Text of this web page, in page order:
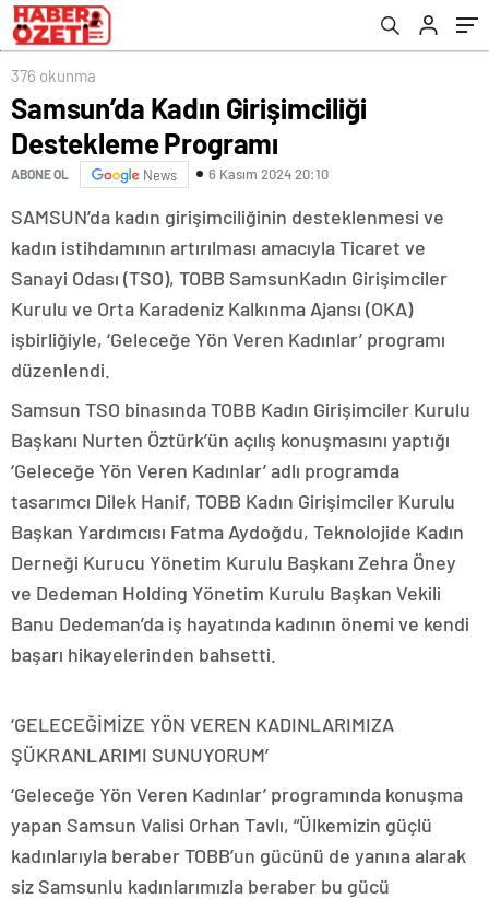
376 okunma
Samsun’da Kadın Girişimciliği
Destekleme Programı
ABONE OL News 6 Kasım 2024 20:10
SAMSUN’da kadın girişimciliğinin desteklenmesi ve
kadın istihdamının artırılması amacıyla Ticaret ve
Sanayi Odası (TSO), TOBB SamsunKadın Girişimciler
Kurulu ve Orta Karadeniz Kalkınma Ajansı (OKA)
işbirliğiyle, ‘Geleceğe Yön Veren Kadınlar’ programı
düzenlendi.
Samsun TSO binasında TOBB Kadın Girişimciler Kurulu
Başkanı Nurten Öztürk’ün açılış konuşmasını yaptığı
‘Geleceğe Yön Veren Kadınlar’ adlı programda
tasarımcı Dilek Hanif, TOBB Kadın Girişimciler Kurulu
Başkan Yardımcısı Fatma Aydoğdu, Teknolojide Kadın
Derneği Kurucu Yönetim Kurulu Başkanı Zehra Öney
ve Dedeman Holding Yönetim Kurulu Başkan Vekili
Banu Dedeman’da iş hayatında kadının önemi ve kendi
başarı hikayelerinden bahsetti.
‘GELECEĞİMİZE YÖN VEREN KADINLARIMIZA
ŞÜKRANLARIMI SUNUYORUM’
‘Geleceğe Yön Veren Kadınlar’ programında konuşma
yapan Samsun Valisi Orhan Tavlı, “Ülkemizin güçlü
kadınlarıyla beraber TOBB’un gücünü de yanına alarak
siz Samsunlu kadınlarımızla beraber bu gücü